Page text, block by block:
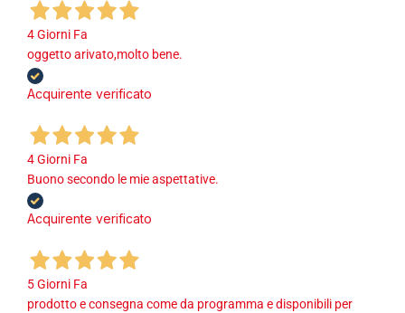
4 Giorni Fa
oggetto arivato,molto bene.
Acquirente verificato
4 Giorni Fa
Buono secondo le mie aspettative.
Acquirente verificato
5 Giorni Fa
prodotto e consegna come da programma e disponibili per